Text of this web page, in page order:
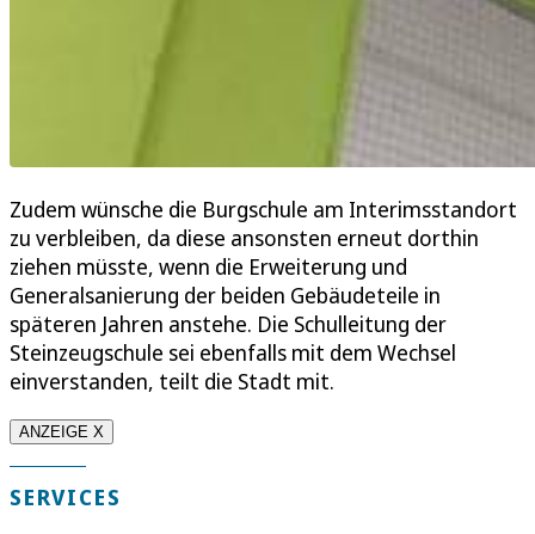
Zudem wünsche die Burgschule am Interimsstandort
zu verbleiben, da diese ansonsten erneut dorthin
ziehen müsste, wenn die Erweiterung und
Generalsanierung der beiden Gebäudeteile in
späteren Jahren anstehe. Die Schulleitung der
Steinzeugschule sei ebenfalls mit dem Wechsel
einverstanden, teilt die Stadt mit.
ANZEIGE X
SERVICES